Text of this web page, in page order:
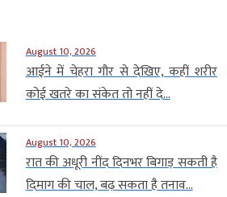
August 10, 2026
आईने में चेहरा गौर से देखिए, कहीं शरीर
कोई खतरे का संकेत तो नहीं दे...
August 10, 2026
रात की अधूरी नींद दिनभर बिगाड़ सकती है
दिमाग की चाल, बढ़ सकता है तनाव...